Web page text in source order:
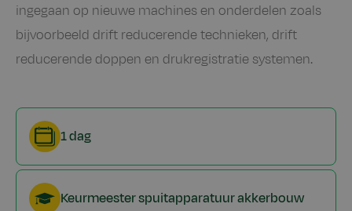
ingegaan op nieuwe machines en onderdelen zoals
bijvoorbeeld drift reducerende technieken, drift
reducerende doppen en drukregistratie systemen.
1 dag
Keurmeester spuitapparatuur akkerbouw